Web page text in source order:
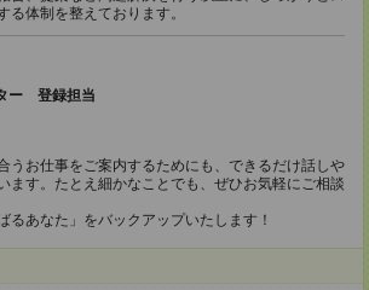
る体制を整えております。
ー 登録担当
うお仕事をご案内するためにも、できるだけ話しや
ます。たとえ細かなことでも、ぜひお気軽にご相談
るあなた」をバックアップいたします！